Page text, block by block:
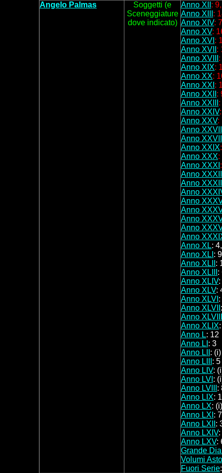
Angelo Palmas
Soggetti (e
Sceneggiature
dove indicato)
Anno XII :
Anno XIII :
Anno XIV: 7
Anno XV:
Anno XVI :
Anno XVII :
Anno XVIII
Anno XIX:
Anno XX:
Anno XXI :
Anno XXII :
Anno XXIII
Anno XXIV
Anno XXV:
Anno XXVII
Anno
Anno XXIX
Anno XXX:
Anno XXXI
Anno XXXII
Anno
Anno
Anno
Anno
Anno
Anno
Anno
Anno XL:
Anno XLI : 9
Anno XLII :
Anno XLIII :
Anno XLIV:
Anno XLV:
Anno XLVI
Anno XLVII
Anno XLVIII
Anno XLIX
Anno L: 12
Anno LI : 3
Anno LII :
Anno LIII : 5
Anno LIV:
Anno LVI :
Anno LVIII :
Anno LIX:
Anno LX:
Anno LXI : 7
Anno LXII :
Anno LXIV:
Anno LXV:
Grande
Volumi
Fuori Serie